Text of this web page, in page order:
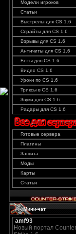
Модели игроков
Статьи
Выстрелы для CS 1.6
Спрайты для CS 1.6
Взрывы для CS 1.6
Античиты для CS 1.6
Боты для CS 1.6
Видео CS 1.6
Уроки по CS 1.6
Триксы в CS 1.6
Звуки для CS 1.6
Радары для CS 1.6
Готовые сервера
Плагины
Защита
Моды
Карты
Статьи
Мини-чат